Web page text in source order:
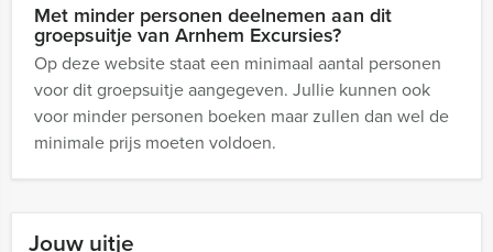
Jouw uitje
Met minder personen deelnemen aan dit
groepsuitje van Arnhem Excursies?
Op deze website staat een minimaal aantal personen
voor dit groepsuitje aangegeven. Jullie kunnen ook
voor minder personen boeken maar zullen dan wel de
minimale prijs moeten voldoen.